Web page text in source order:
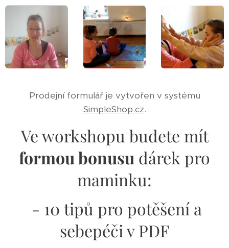
Prodejní formulář je vytvořen v systému
SimpleShop.cz.
Ve workshopu budete mít
formou bonusu dárek pro
maminku:
- 10 tipů pro potěšení a
sebepéči v PDF